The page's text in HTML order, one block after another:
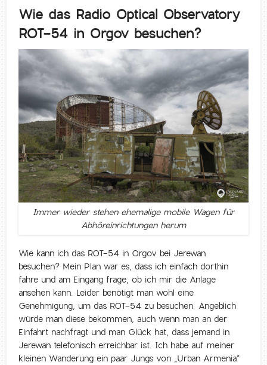
Wie das Radio Optical Observatory
ROT-54 in Orgov besuchen?
Immer wieder stehen ehemalige mobile Wagen für
Abhöreinrichtungen herum
Wie kann ich das ROT-54 in Orgov bei Jerewan
besuchen? Mein Plan war es, dass ich einfach dorthin
fahre und am Eingang frage, ob ich mir die Anlage
ansehen kann. Leider benötigt man wohl eine
Genehmigung, um das ROT-54 zu besuchen. Angeblich
würde man diese bekommen, auch wenn man an der
Einfahrt nachfragt und man Glück hat, dass jemand in
Jerewan telefonisch erreichbar ist. Ich habe auf meiner
kleinen Wanderung ein paar Jungs von „Urban Armenia“